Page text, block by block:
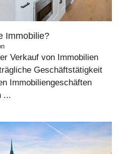
Immobilie?
Verkauf von Immobilien
Geschäftstätigkeit
Immobiliengeschäften
...